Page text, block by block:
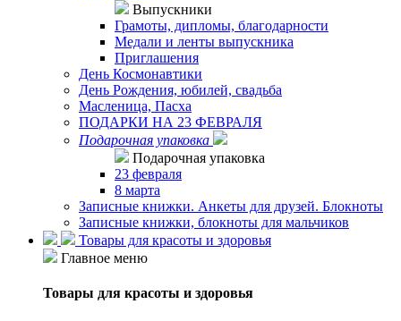
Выпускники
Грамоты, дипломы, благодарности
Медали и ленты выпускника
Приглашения
День Космонавтики
День Рождения, юбилей, свадьба
Масленица, Пасха
ПОДАРКИ НА 23 ФЕВРАЛЯ
Подарочная упаковка
Подарочная упаковка
23 февраля
8 марта
Записные книжки. Анкеты для друзей. Блокноты
Записные книжки, блокноты для мальчиков
Товары для красоты и здоровья
Главное меню
Товары для красоты и здоровья